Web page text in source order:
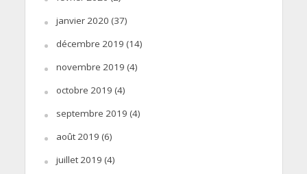
janvier 2020 (37)
décembre 2019 (14)
novembre 2019 (4)
octobre 2019 (4)
septembre 2019 (4)
août 2019 (6)
juillet 2019 (4)